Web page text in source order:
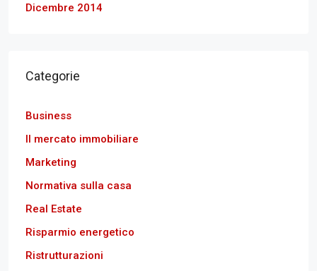
Dicembre 2014
Categorie
Business
Il mercato immobiliare
Marketing
Normativa sulla casa
Real Estate
Risparmio energetico
Ristrutturazioni